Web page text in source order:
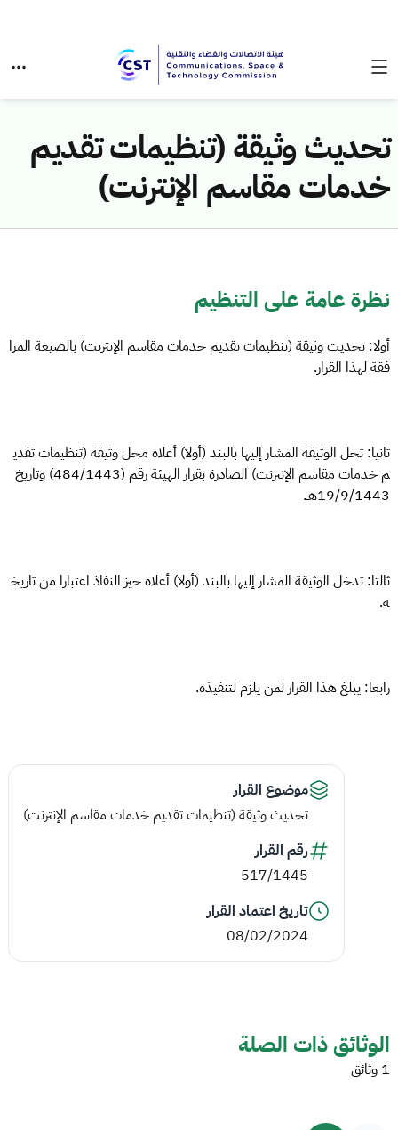
تحديث وثيقة (تنظيمات تقديم
خدمات مقاسم الإنترنت)
نظرة عامة على التنظيم
أولا: تحديث وثيقة (تنظيمات تقديم خدمات مقاسم الإنترنت) بالصيغة المرا
فقة لهذا القرار.
ثانيا: تحل الوثيقة المشار إليها بالبند (أولا) أعلاه محل وثيقة (تنظيمات تقدي
م خدمات مقاسم الإنترنت) الصادرة بقرار الهيئة رقم (484/1443) وتاريخ
19/9/1443هـ.
ثالثا: تدخل الوثيقة المشار إليها بالبند (أولا) أعلاه حيز النفاذ اعتبارا من تاريخ
ه.
رابعا: يبلغ هذا القرار لمن يلزم لتنفيذه.
موضوع القرار
تحديث وثيقة (تنظيمات تقديم خدمات مقاسم الإنترنت)
رقم القرار
517/1445
تاريخ اعتماد القرار
08/02/2024
الوثائق ذات الصلة
1 وثائق